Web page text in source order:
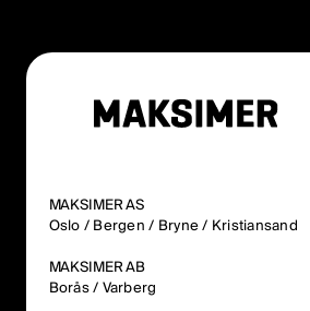
MAKSIMER AS
Oslo / Bergen / Bryne / Kristiansand
MAKSIMER AB
Borås / Varberg